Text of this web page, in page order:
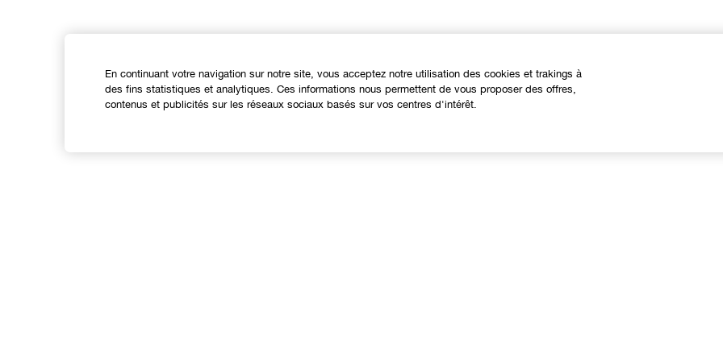
En continuant votre navigation sur notre site, vous acceptez notre utilisation des cookies et trakings à
des fins statistiques et analytiques. Ces informations nous permettent de vous proposer des offres,
contenus et publicités sur les réseaux sociaux basés sur vos centres d'intérêt.